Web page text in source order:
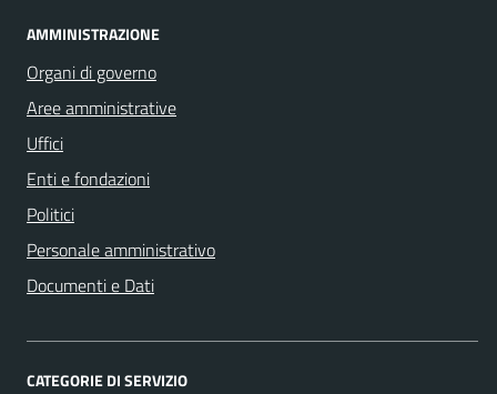
AMMINISTRAZIONE
Organi di governo
Aree amministrative
Uffici
Enti e fondazioni
Politici
Personale amministrativo
Documenti e Dati
CATEGORIE DI SERVIZIO